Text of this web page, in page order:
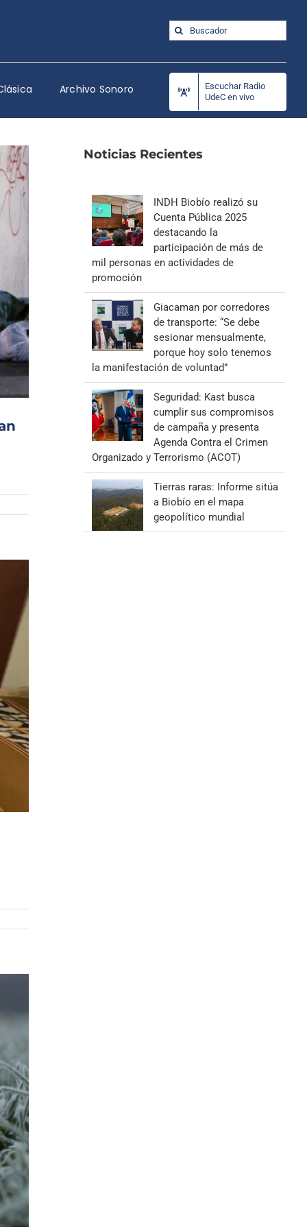
Buscar:
Archivo Sonoro
Escuchar Radio
UdeC en vivo
Noticias Recientes
INDH Biobío realizó su
Cuenta Pública 2025
destacando la
participación de más de
mil personas en actividades de
promoción
Giacaman por corredores
de transporte: “Se debe
sesionar mensualmente,
porque hoy solo tenemos
la manifestación de voluntad”
Seguridad: Kast busca
cumplir sus compromisos
de campaña y presenta
Agenda Contra el Crimen
Organizado y Terrorismo (ACOT)
Tierras raras: Informe sitúa
a Biobío en el mapa
geopolítico mundial